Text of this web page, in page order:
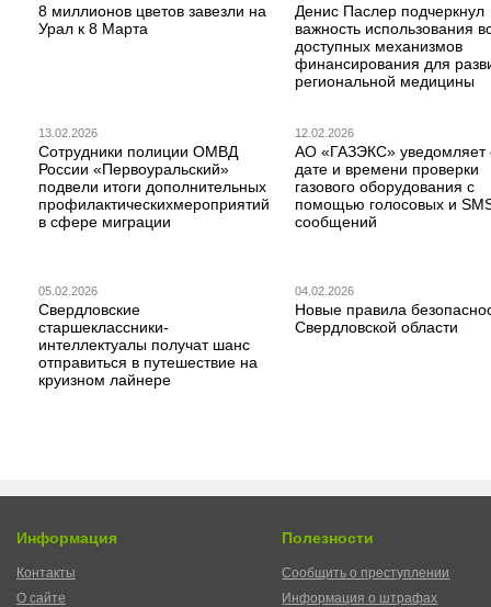
8 миллионов цветов завезли на
Урал к 8 Марта
Денис Паслер подчеркнул
важность использования
доступных механизмов
финансирования для
региональной медицины
13.02.2026
Сотрудники полиции ОМВД
России «Первоуральский»
подвели итоги дополнительных
профилактическихмероприятий
в сфере миграции
12.02.2026
АО «ГАЗЭКС» уведомляет
дате и времени проверки
газового оборудования с
помощью голосовых и
сообщений
05.02.2026
Свердловские
старшеклассники-
интеллектуалы получат шанс
отправиться в путешествие на
круизном лайнере
04.02.2026
Новые правила
Свердловской области
Информация
Контакты
О сайте
Полезности
Сообщить о преступлении
Информация о штрафах